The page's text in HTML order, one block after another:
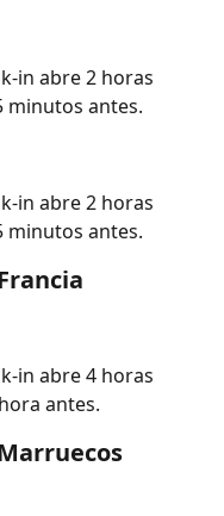
in abre 2 horas
minutos antes.
in abre 2 horas
minutos antes.
in abre 4 horas
antes.